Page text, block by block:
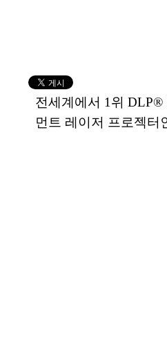
전세계에서 1위 DLP®
먼트 레이저 프로젝터